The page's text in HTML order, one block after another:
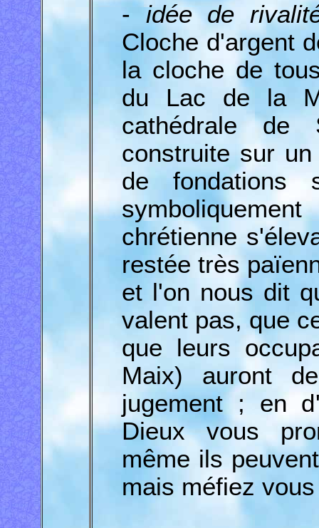
-idée de
Cloche d'argent
la cloche de
du Lac de la
cathédrale de
construite sur
de fondations
chrétienne
restée très
et l'on nous dit
valent pas, que
que leurs
Maix) auront
jugement ; en
Dieux vous
même ils
mais méfiez